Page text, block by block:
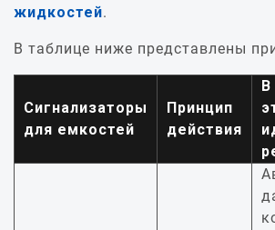
жидкостей.
В таблице ниже представлены
Сигнализаторы
для емкостей
Принцип
действия
В